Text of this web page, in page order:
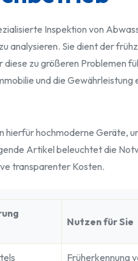
Inspektion von
analysieren. Sie dient der
zu größeren Problemen
und die Gewährleistung
hierfür hochmoderne Geräte,
Artikel beleuchtet die
transparenter Kosten.
Nutzen für Sie
Früherkennung